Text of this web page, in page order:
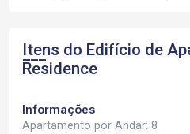
Itens do Edifício de
Residence
Informações
Apartamento por Andar: 8